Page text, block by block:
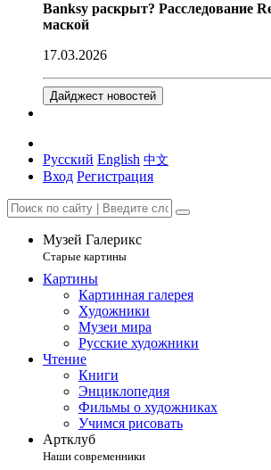
Banksy раскрыт? Расследование
маской
17.03.2026
Дайджест новостей
Русский English 中文
Вход Регистрация
Музей Галерикс
Старые картины
Картины
Картинная галерея
Художники
Музеи мира
Русские художники
Чтение
Книги
Энциклопедия
Фильмы о художниках
Учимся рисовать
Артклуб
Наши современники